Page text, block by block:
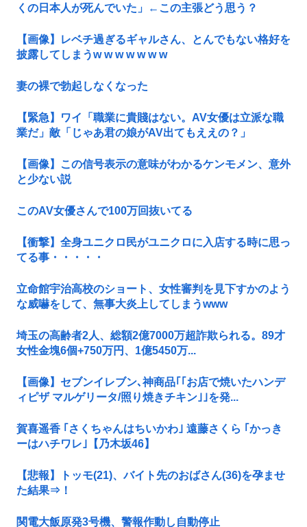
くの日本人が死んでいた」←この主張どう思う？
【画像】レベチ過ぎるギャルさん、とんでもない格好を
披露してしまうw w w w w w w
妻の裸で勃起しなくなった
【緊急】ワイ「職業に貴賤はない。AV女優は立派な職
業だ」敵「じゃあ君の娘がAV出てもええの？」
【画像】この信号表示の意味がわかるケンモメン、意外
と少ない説
このAV女優さんで100万回抜いてる
【衝撃】全身ユニクロ民がユニクロに入店する時に思っ
てる事・・・・・
立命館宇治高校のショート、女性審判を見下すかのよう
な威嚇をして、無事大炎上してしまうwww
埼玉の高齢者2人、総額2億7000万超詐欺られる。89才
女性金塊6個+750万円、1億5450万...
【画像】セブンイレブン､神商品｢｢お店で焼いたハンデ
ィピザ マルゲリータ/照り焼きチキン｣｣を発...
賀喜遥香 ｢さくちゃんはちいかわ｣ 遠藤さくら ｢かっき
ーはハチワレ｣【乃木坂46】
【悲報】トッモ(21)、バイト先のおばさん(36)を孕ませ
た結果⇒！
関電大飯原発3号機、警報作動し自動停止